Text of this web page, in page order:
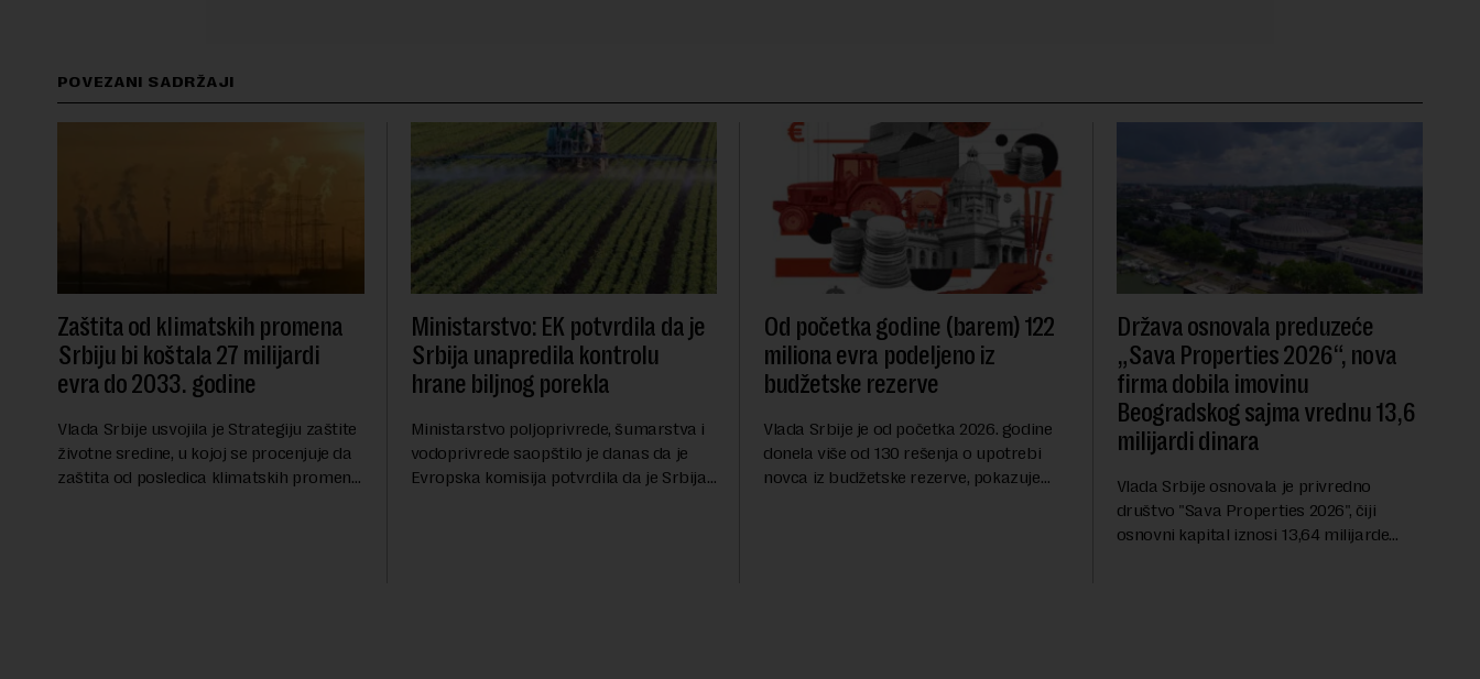
POVEZANI SADRŽAJI
Zaštita od klimatskih promena
Srbiju bi koštala 27 milijardi
evra do 2033. godine
Vlada Srbije usvojila je Strategiju zaštite
životne sredine, u kojoj se procenjuje da
zaštita od posledica klimatskih promena,
Ministarstvo: EK potvrdila da je
Srbija unapredila kontrolu
hrane biljnog porekla
Ministarstvo poljoprivrede, šumarstva i
vodoprivrede saopštilo je danas da je
Evropska komisija potvrdila da je Srbija
Od početka godine (barem) 122
miliona evra podeljeno iz
budžetske rezerve
Vlada Srbije je od početka 2026. godine
donela više od 130 rešenja o upotrebi
novca iz budžetske rezerve, pokazuje
Država osnovala preduzeće
„Sava Properties 2026“, nova
firma dobila imovinu
Beogradskog sajma vrednu 13,6
milijardi dinara
Vlada Srbije osnovala je privredno
društvo "Sava Properties 2026", čiji
osnovni kapital iznosi 13,64 milijarde